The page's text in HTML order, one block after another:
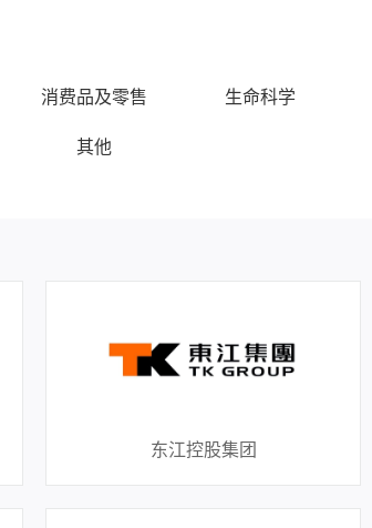
消费品及零售 生命科学
其他
东江控股集团